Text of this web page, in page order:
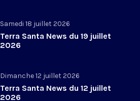
Samedi 18 juillet 2026
Terra Santa News du 19 juillet
2026
Dimanche 12 juillet 2026
Terra Santa News du 12 juillet
2026